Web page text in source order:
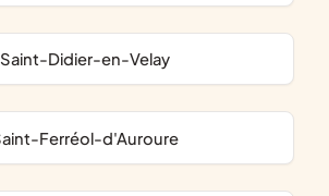
Saint-Didier-en-Velay
Saint-Ferréol-d'Auroure